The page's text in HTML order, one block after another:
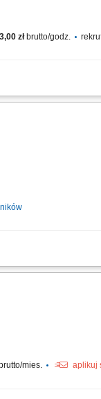
złbrutto/godz.
ozdobnych roślin i
Obsługa prostych
mies. aplikuj